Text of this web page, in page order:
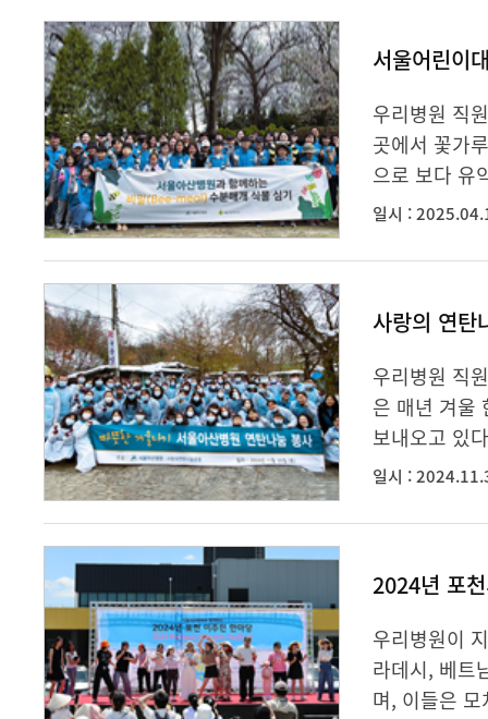
서울어린이
우리병원 직
곳에서 꽃가
으로 보다 유
일시 :
사랑의 연탄
우리병원 직
은 매년 겨울
보내오고 있
일시 :
2024년 포
우리병원이
라데시, 베트
며, 이들은